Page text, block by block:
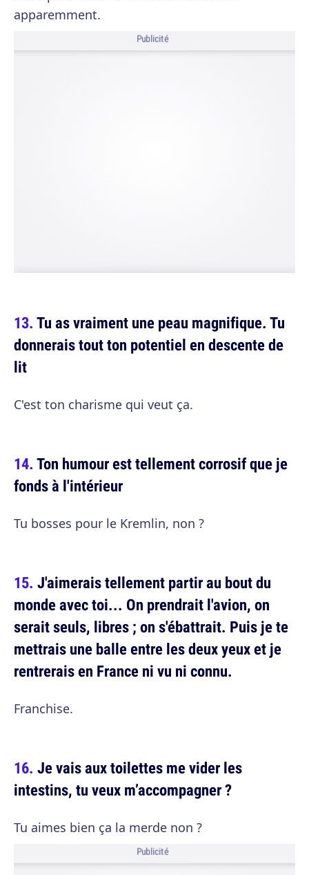
apparemment.
Publicité
Tu as vraiment une peau magnifique. Tu
donnerais tout ton potentiel en descente de
lit
C'est ton charisme qui veut ça.
Ton humour est tellement corrosif que je
fonds à l'intérieur
Tu bosses pour le Kremlin, non ?
J'aimerais tellement partir au bout du
monde avec toi... On prendrait l'avion, on
serait seuls, libres ; on s'ébattrait. Puis je te
mettrais une balle entre les deux yeux et je
rentrerais en France ni vu ni connu.
Franchise.
Je vais aux toilettes me vider les
intestins, tu veux m’accompagner ?
Tu aimes bien ça la merde non ?
Publicité